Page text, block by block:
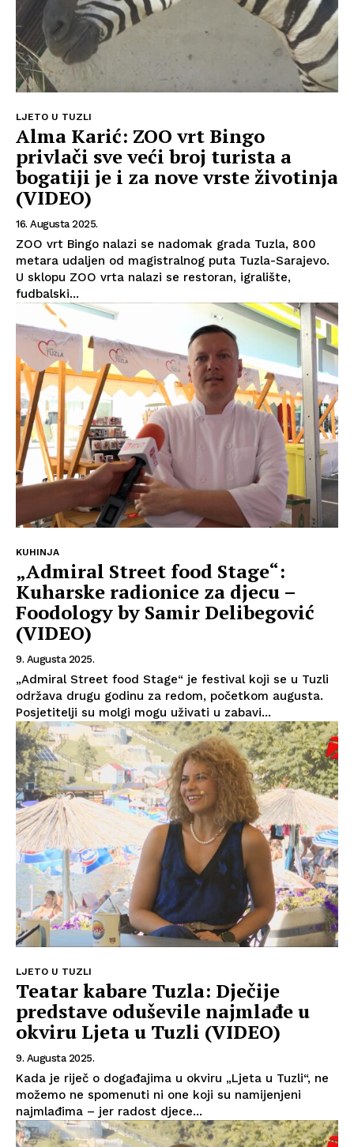
Info
O nama
Kontakt
Impressum
LJETO U TUZLI
Alma Karić: ZOO vrt Bingo
privlači sve veći broj turista a
bogatiji je i za nove vrste životinja
(VIDEO)
16. Augusta 2025.
ZOO vrt Bingo nalazi se nadomak grada Tuzla, 800
metara udaljen od magistralnog puta Tuzla-Sarajevo.
U sklopu ZOO vrta nalazi se restoran, igralište,
fudbalski...
KUHINJA
„Admiral Street food Stage“:
Kuharske radionice za djecu –
Foodology by Samir Delibegović
(VIDEO)
9. Augusta 2025.
„Admiral Street food Stage“ je festival koji se u Tuzli
održava drugu godinu za redom, početkom augusta.
Posjetitelji su molgi mogu uživati u zabavi...
LJETO U TUZLI
Teatar kabare Tuzla: Dječije
predstave oduševile najmlađe u
okviru Ljeta u Tuzli (VIDEO)
9. Augusta 2025.
Kada je riječ o događajima u okviru „Ljeta u Tuzli“, ne
možemo ne spomenuti ni one koji su namijenjeni
najmlađima – jer radost djece...